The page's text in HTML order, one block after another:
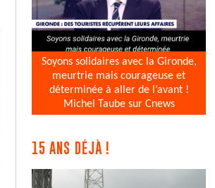
Soyons solidaires avec la Gironde,
meurtrie mais courageuse et
déterminée à aller de l’avant !
Michel Taube sur Cnews
15 ANS DÉJÀ !